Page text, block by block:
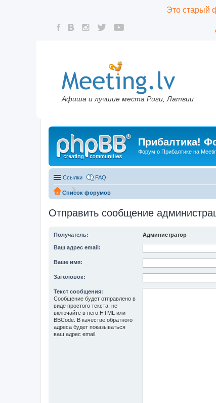
Это старый
Афиша и лучшие места Риги, Латвии
Прибалтика!
Форум о Прибалтике на
Ссылки FAQ
Список форумов
Отправить сообщение
Получатель: Администратор
Ваш адрес email:
Ваше имя:
Заголовок:
Текст сообщения:
Сообщение будет отправлено в
виде простого текста, не
включайте в него HTML или
BBCode. В качестве обратного
адреса будет показываться
ваш адрес email.